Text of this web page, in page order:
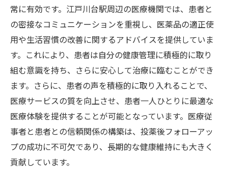
常に有効です。江戸川台駅周辺の医療機関では、患者と
の密接なコミュニケーションを重視し、医薬品の適正使
用や生活習慣の改善に関するアドバイスを提供していま
す。これにより、患者は自分の健康管理に積極的に取り
組む意識を持ち、さらに安心して治療に臨むことができ
ます。さらに、患者の声を積極的に取り入れることで、
医療サービスの質を向上させ、患者一人ひとりに最適な
医療体験を提供することが可能となっています。医療従
事者と患者との信頼関係の構築は、投薬後フォローアッ
プの成功に不可欠であり、長期的な健康維持にも大きく
貢献しています。